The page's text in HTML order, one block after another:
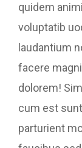
quidem
voluptatib
laudantium
facere
dolorem!
cum est
parturient